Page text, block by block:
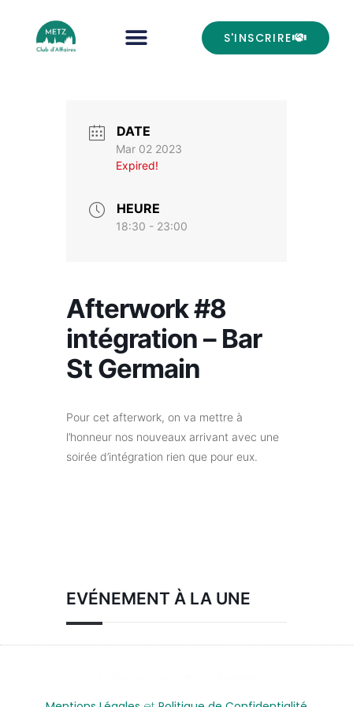
S'INSCRIRE
DATE
Mar 02 2023
Expired!
HEURE
18:30 - 23:00
Afterwork #8
intégration – Bar
St Germain
Pour cet afterwork, on va mettre à
l’honneur nos nouveaux arrivant avec une
soirée d’intégration rien que pour eux.
EVÉNEMENT À LA UNE